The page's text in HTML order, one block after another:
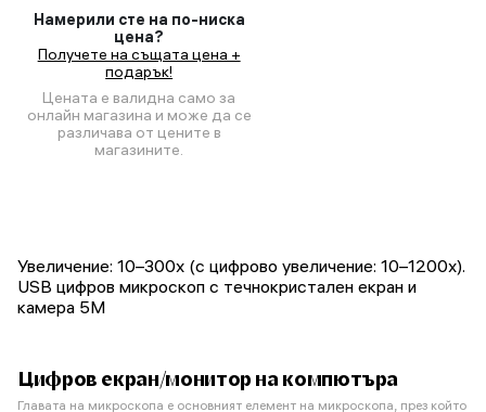
Намерили сте на по-ниска
цена?
Получете на същата цена +
подарък!
Цената е валидна само за
онлайн магазина и може да се
различава от цените в
магазините.
Увеличение: 10–300x (с цифрово увеличение: 10–1200x).
USB цифров микроскоп с течнокристален екран и
камера 5M
Цифров екран/монитор на компютъра
Главата на микроскопа е основният елемент на микроскопа, през който